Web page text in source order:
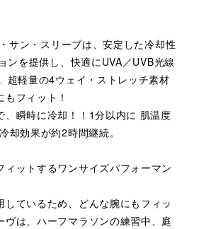
サン・スリーブは、安定した冷却性
ンを提供し、快適にUVA／UVB光線
超軽量の4ウェイ・ストレッチ素材
フィット！
、瞬時に冷却！！1分以内に 肌温度
効果が約2時間継続。
ットするワンサイズパフォーマン
しているため、どんな腕にもフィッ
ヴは、ハーフマラソンの練習中、庭